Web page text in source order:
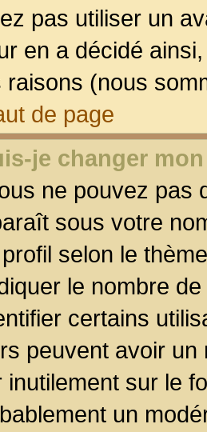
pas utiliser un
en a décidé
raisons (nous
de page
je changer
ne pouvez pas
sous votre
selon le
le nombre
certains
peuvent avoir
inutilement sur le
un